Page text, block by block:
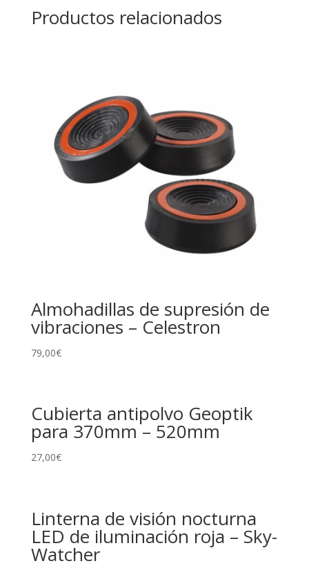
Productos relacionados
Almohadillas de supresión de
vibraciones – Celestron
79,00€
Cubierta antipolvo Geoptik
para 370mm – 520mm
27,00€
Linterna de visión nocturna
LED de iluminación roja – Sky-
Watcher